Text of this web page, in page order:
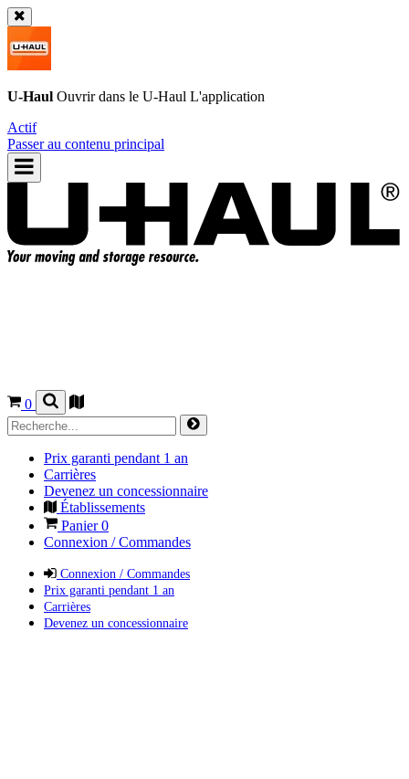
U-Haul Ouvrir dans le U-Haul L'application
Actif
Passer au contenu principal
0
Prix garanti pendant 1 an
Carrières
Devenez un concessionnaire
Établissements
Panier0
Connexion / Commandes
Connexion / Commandes
Prix garanti pendant 1 an
Carrières
Devenez un concessionnaire